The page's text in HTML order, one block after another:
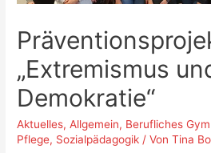
„Extremismus
Demokratie“
Aktuelles,Allgemein, Berufliches
Pflege, Sozialpädagogik / VonTina